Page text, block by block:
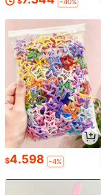
$4.598 -4%